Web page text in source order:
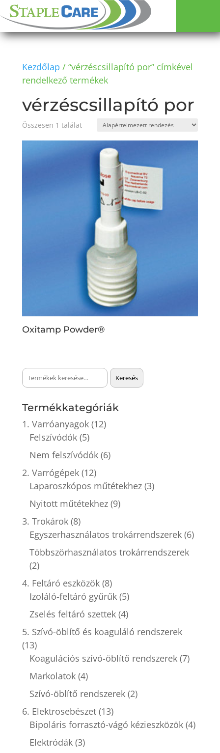
Kezdőlap / “vérzéscsillapító por” címkével
rendelkező termékek
vérzéscsillapító por
Összesen 1 találat
Oxitamp Powder®
Keresés
a
Keresés
Termékkategóriák
1. Varróanyagok (12)
Felszívódók (5)
Nem felszívódók (6)
2. Varrógépek (12)
Laparoszkópos műtétekhez (3)
Nyitott műtétekhez (9)
3. Trokárok (8)
Egyszerhasználatos trokárrendszerek (6)
Többszörhasználatos trokárrendszerek
(2)
4. Feltáró eszközök (8)
Izoláló-feltáró gyűrűk (5)
Zselés feltáró szettek (4)
5. Szívó-öblítő és koaguláló rendszerek
(13)
Koagulációs szívó-öblítő rendszerek (7)
Markolatok (4)
Szívó-öblítő rendszerek (2)
6. Elektrosebészet (13)
Bipoláris forrasztó-vágó kézieszközök (4)
Elektródák (3)